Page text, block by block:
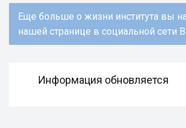
Еще больше о жизни института вы
нашей странице в социальной сети
Информация обновляется